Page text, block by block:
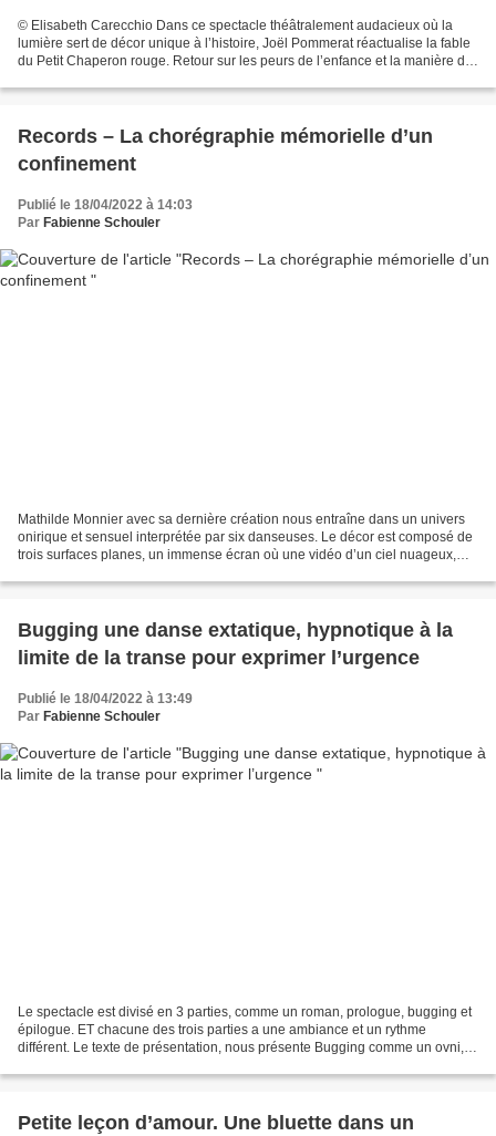
© Elisabeth Carecchio Dans ce spectacle théâtralement audacieux où la
lumière sert de décor unique à l’histoire, Joël Pommerat réactualise la fable
du Petit Chaperon rouge. Retour sur les peurs de l’enfance et la manière de
Records – La chorégraphie mémorielle d’un
confinement
Publié le 18/04/2022 à 14:03
Par Fabienne Schouler
Mathilde Monnier avec sa dernière création nous entraîne dans un univers
onirique et sensuel interprétée par six danseuses. Le décor est composé de
trois surfaces planes, un immense écran où une vidéo d’un ciel nuageux,
Bugging une danse extatique, hypnotique à la
limite de la transe pour exprimer l’urgence
Publié le 18/04/2022 à 13:49
Par Fabienne Schouler
Le spectacle est divisé en 3 parties, comme un roman, prologue, bugging et
épilogue. ET chacune des trois parties a une ambiance et un rythme
différent. Le texte de présentation, nous présente Bugging comme un ovni,
Petite leçon d’amour. Une bluette dans un